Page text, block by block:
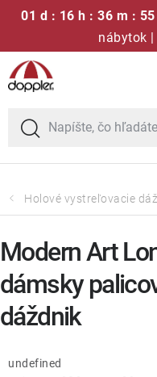
01 d : 16 h : 36 m : 55
nábytok |
Prejsť
na
obsah
Sedacie súpravy
Slnečníky
Polstre a sedáky
Lavice a hojdačky
Lehátka
Holové vystreľovacie
undefined
Modern Art
dámsky
dáždnik